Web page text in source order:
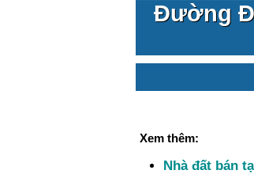
Đường
Xem thêm:
Nhà đất bán